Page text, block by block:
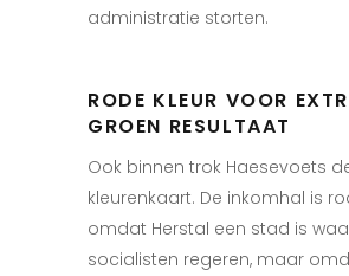
administratie storten.
RODE KLEUR VOOR
GROEN RESULTAAT
Ook binnen trok Haesevoets
kleurenkaart. De inkomhal is
omdat Herstal een stad is
socialisten regeren, maar